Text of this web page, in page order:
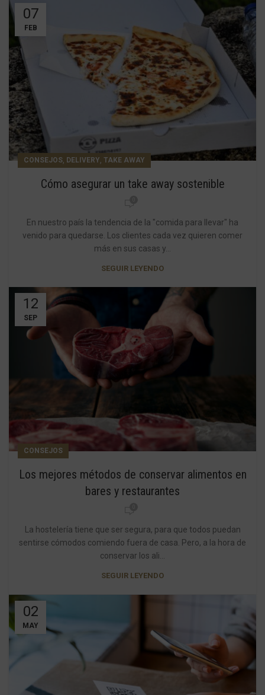
07
FEB
CONSEJOS, DELIVERY, TAKE AWAY
Cómo asegurar un take away sostenible
En nuestro país la tendencia de la "comida para llevar" ha
venido para quedarse. Los clientes cada vez quieren comer
más en sus casas y...
SEGUIR LEYENDO
12
SEP
CONSEJOS
Los mejores métodos de conservar alimentos en
bares y restaurantes
La hostelería tiene que ser segura, para que todos puedan
sentirse cómodos comiendo fuera de casa. Pero, a la hora de
conservar los ali...
SEGUIR LEYENDO
02
MAY